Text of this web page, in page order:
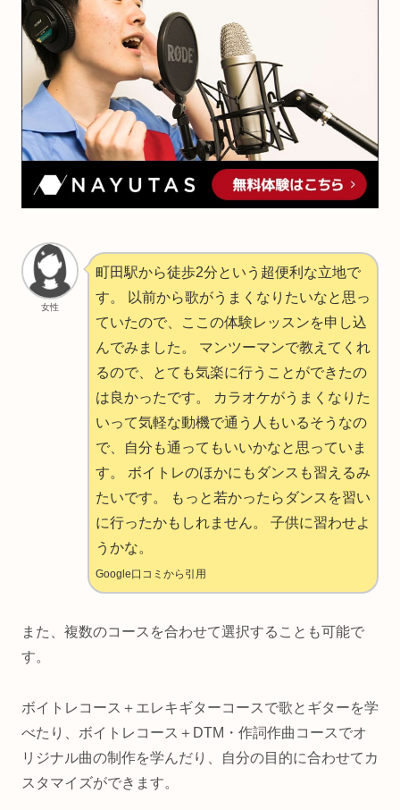
女性
町田駅から徒歩2分という超便利な立地で
す。 以前から歌がうまくなりたいなと思っ
ていたので、ここの体験レッスンを申し込
んでみました。 マンツーマンで教えてくれ
るので、とても気楽に行うことができたの
は良かったです。 カラオケがうまくなりた
いって気軽な動機で通う人もいるそうなの
で、自分も通ってもいいかなと思っていま
す。 ボイトレのほかにもダンスも習えるみ
たいです。 もっと若かったらダンスを習い
に行ったかもしれません。 子供に習わせよ
うかな。
Google口コミから引用
また、複数のコースを合わせて選択することも可能で
す。
ボイトレコース＋エレキギターコースで歌とギターを学
べたり、ボイトレコース＋DTM・作詞作曲コースでオ
リジナル曲の制作を学んだり、自分の目的に合わせてカ
スタマイズができます。